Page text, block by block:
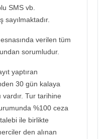
SMS vb.
verilen tüm
sorumludur.
yaptıran
30 gün kalaya
Tur tarihine
%100 ceza
talebi ile birlikte
den alınan